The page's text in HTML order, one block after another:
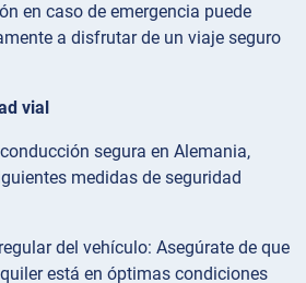
en caso de emergencia puede
a disfrutar de un viaje seguro
vial
segura en Alemania,
medidas de seguridad
del vehículo: Asegúrate de que
está en óptimas condiciones